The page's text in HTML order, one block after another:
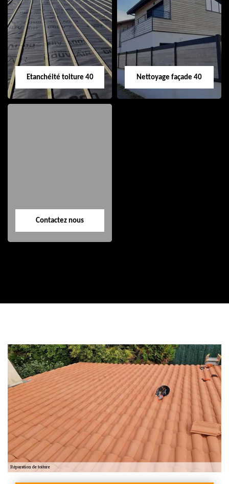
Nettoyage et pose
de gouttière 40
Réparation de
toiture 40
Etanchéité toiture 40 Nettoyage façade 40
Contactez nous